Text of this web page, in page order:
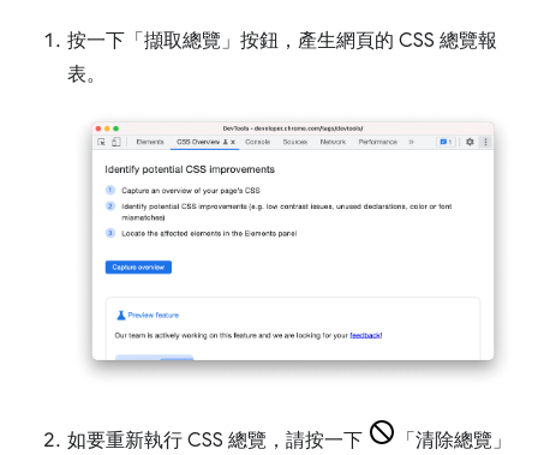
按一下「擷取總覽」 按鈕，產生網頁的 CSS 總覽報
表。
如要重新執行 CSS 總覽，請按一下
「清除總覽」